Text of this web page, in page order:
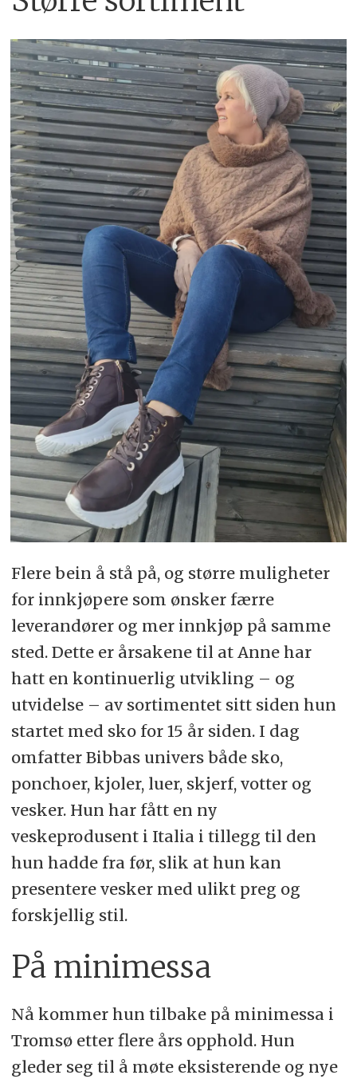
Flere bein å stå på, og større muligheter
for innkjøpere som ønsker færre
leverandører og mer innkjøp på samme
sted. Dette er årsakene til at Anne har
hatt en kontinuerlig utvikling – og
utvidelse – av sortimentet sitt siden hun
startet med sko for 15 år siden. I dag
omfatter Bibbas univers både sko,
ponchoer, kjoler, luer, skjerf, votter og
vesker. Hun har fått en ny
veskeprodusent i Italia i tillegg til den
hun hadde fra før, slik at hun kan
presentere vesker med ulikt preg og
forskjellig stil.
På minimessa
Nå kommer hun tilbake på minimessa i
Tromsø etter flere års opphold. Hun
gleder seg til å møte eksisterende og nye